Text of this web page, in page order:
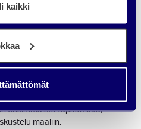
kaikki
ohjaa lukijaa oikeaan
mittari on lopputulos: syntyykö
ensimmäistä tapaamista,
maaliin.